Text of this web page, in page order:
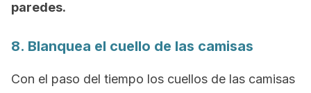
paredes.
8. Blanquea el cuello de las camisas
Con el paso del tiempo los cuellos de las camisas